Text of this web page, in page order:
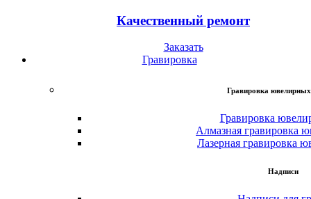
Качественный ремонт
Заказать
Гравировка
Гравировка ювелирных
Гравировка
Алмазная гравировка
Лазерная гравировка
Надписи